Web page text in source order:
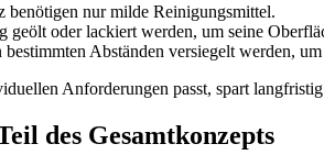
nur milde Reinigungsmittel.
geölt oder lackiert werden, um seine
Abständen versiegelt werden,
Anforderungen passt, spart
des Gesamtkonzepts